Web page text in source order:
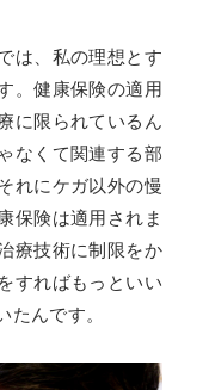
は、私の理想とす
。健康保険の適用
に限られているん
なくて関連する部
れにケガ以外の慢
保険は適用されま
療技術に制限をか
すればもっといい
たんです。